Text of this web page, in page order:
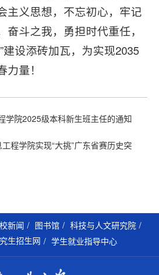
主义思想，不忘初心，牢记
斗之我，勇担时代重任，
建设添砖加瓦，为实现2035
量！
学院2025级本科新生班主任的通知
程学院实现“大挑”广东省赛历史突
新闻 图书馆
科技与人文研究院
生招生网 学生就业指导中心